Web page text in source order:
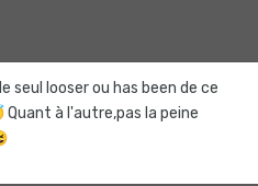
seul looser ou has been de ce
Quant à l'autre,pas la peine